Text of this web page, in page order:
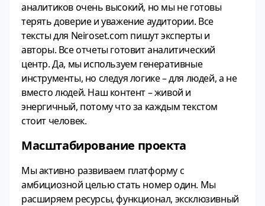
аналитиков очень высокий, но мы не готовы
терять доверие и уважение аудитории. Все
тексты для Neiroset.com пишут эксперты и
авторы. Все отчеты готовит аналитический
центр. Да, мы используем генеративные
инструменты, но следуя логике – для людей, а не
вместо людей. Наш контент – живой и
энергичный, потому что за каждым текстом
стоит человек.
Масштабирование проекта
Мы активно развиваем платформу с
амбициозной целью стать номер один. Мы
расширяем ресурсы, функционал, эксклюзивный